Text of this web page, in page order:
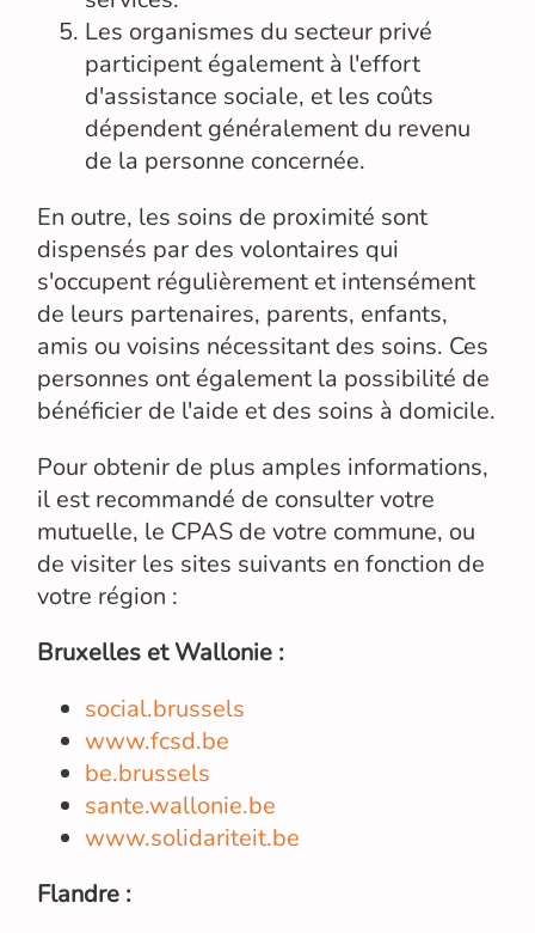
Les organismes du secteur privé
participent également à l'effort
d'assistance sociale, et les coûts
dépendent généralement du revenu
de la personne concernée.
En outre, les soins de proximité sont
dispensés par des volontaires qui
s'occupent régulièrement et intensément
de leurs partenaires, parents, enfants,
amis ou voisins nécessitant des soins. Ces
personnes ont également la possibilité de
bénéficier de l'aide et des soins à domicile.
Pour obtenir de plus amples informations,
il est recommandé de consulter votre
mutuelle, le CPAS de votre commune, ou
de visiter les sites suivants en fonction de
votre région :
Bruxelles et Wallonie :
social.brussels
www.fcsd.be
be.brussels
sante.wallonie.be
www.solidariteit.be
Flandre :